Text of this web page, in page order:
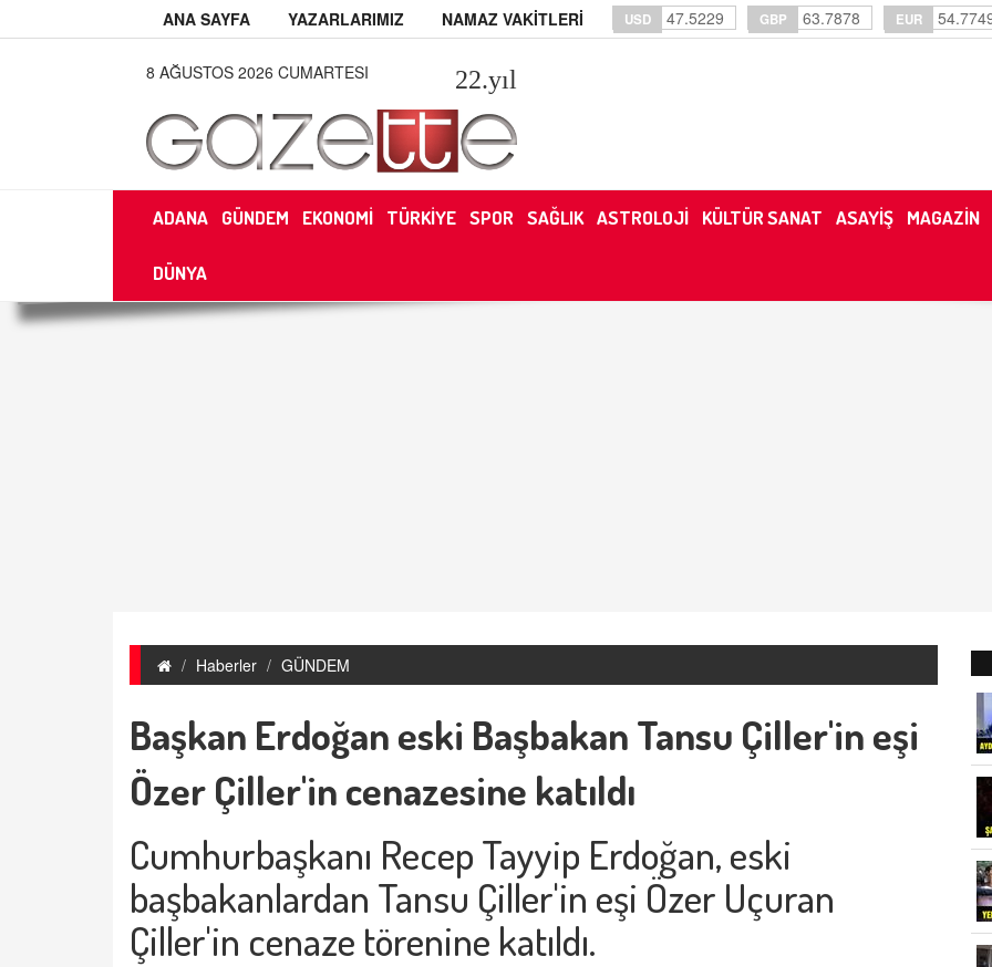
ANA SAYFA YAZARLARIMIZ NAMAZ VAKİTLERİ USD 47.5229 GBP 63.7878 EUR
8 AĞUSTOS 2026 CUMARTESI 22.yıl
ADANA GÜNDEM EKONOMİ TÜRKİYE SPOR SAĞLIK ASTROLOJİ KÜLTÜR SANAT ASAYİŞ MAGAZİN
DÜNYA
Haberler GÜNDEM
Başkan Erdoğan eski Başbakan Tansu Çiller'in eşi
Özer Çiller'in cenazesine katıldı
Cumhurbaşkanı Recep Tayyip Erdoğan, eski
başbakanlardan Tansu Çiller'in eşi Özer Uçuran
Çiller'in cenaze törenine katıldı.